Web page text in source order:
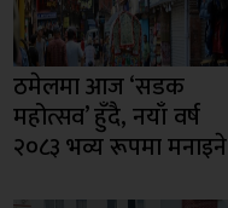
ठमेलमा आज ‘सडक
महोत्सव’ हुँदै, नयाँ वर्ष
२०८३ भव्य रूपमा मनाइने